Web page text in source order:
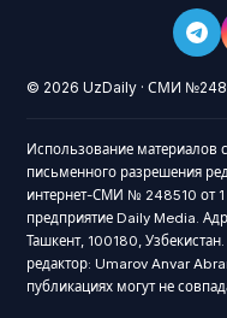
© 2026 UzDaily · СМИ
Использование материалов
письменного разрешения
интернет-СМИ № 248510 от 1
предприятие Daily Media.
Ташкент, 100180,
редактор: Umarov Anvar
публикациях могут не